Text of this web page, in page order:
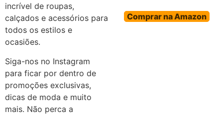
incrível de roupas,
calçados e acessórios para
todos os estilos e
ocasiões.
Siga-nos no Instagram
para ficar por dentro de
promoções exclusivas,
dicas de moda e muito
mais. Não perca a
Comprar na Amazon